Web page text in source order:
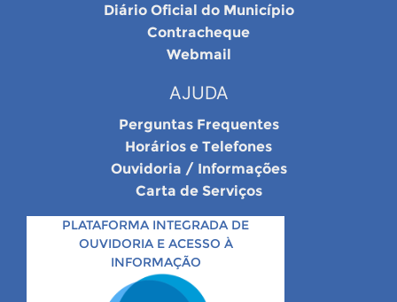
Diário Oficial do Município
Contracheque
Webmail
AJUDA
Perguntas Frequentes
Horários e Telefones
Ouvidoria / Informações
Carta de Serviços
PLATAFORMA INTEGRADA DE
OUVIDORIA E ACESSO À
INFORMAÇÃO